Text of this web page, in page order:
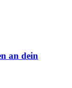
an dein